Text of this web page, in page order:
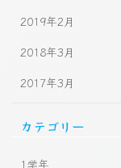
2019年2月
2018年3月
2017年3月
カテゴリー
1学年